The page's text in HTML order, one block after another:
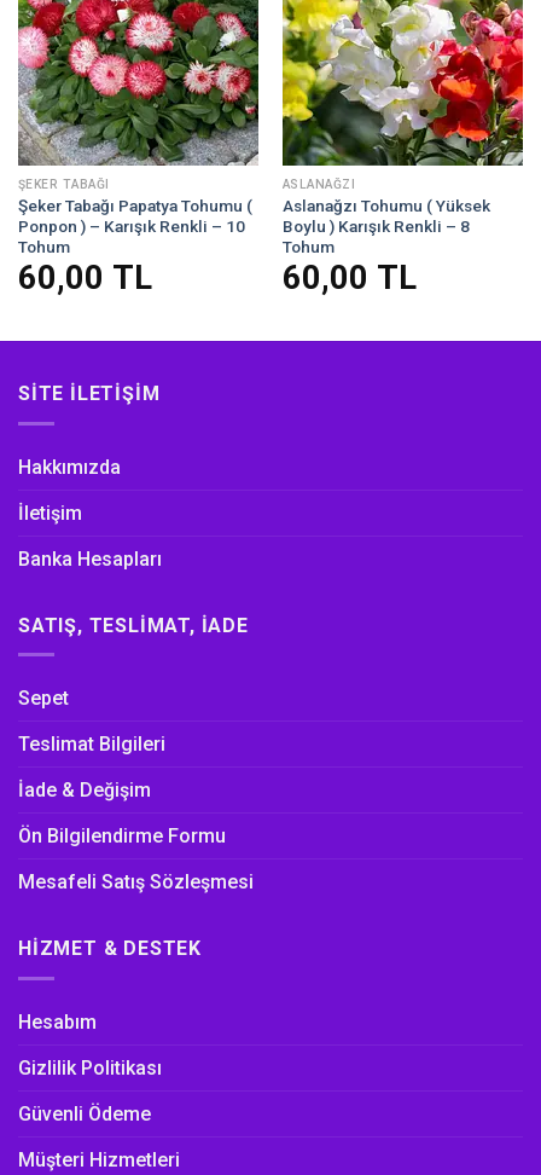
ŞEKER TABAĞI
Şeker Tabağı Papatya Tohumu (
Ponpon ) – Karışık Renkli – 10
Tohum
60,00 TL
ASLANAĞZI
Aslanağzı Tohumu ( Yüksek
Boylu ) Karışık Renkli – 8
Tohum
60,00 TL
SITE İLETIŞIM
Hakkımızda
İletişim
Banka Hesapları
SATIŞ, TESLIMAT, İADE
Sepet
Teslimat Bilgileri
İade & Değişim
Ön Bilgilendirme Formu
Mesafeli Satış Sözleşmesi
HIZMET & DESTEK
Hesabım
Gizlilik Politikası
Güvenli Ödeme
Müşteri Hizmetleri